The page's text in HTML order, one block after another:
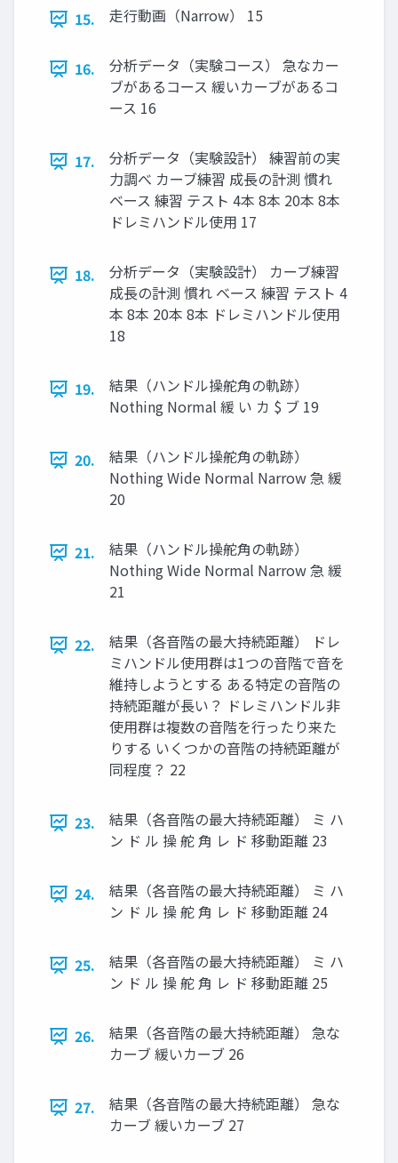
15. ⾛⾏動画（Narrow） 15
16.
分析データ（実験コース） 急なカー
ブがあるコース 緩いカーブがあるコ
ース 16
17.
分析データ（実験設計） 練習前の実
⼒調べ カーブ練習 成⻑の計測 慣れ
ベース 練習 テスト 4本 8本 20本 8本
ドレミハンドル使⽤ 17
18.
分析データ（実験設計） カーブ練習
成⻑の計測 慣れ ベース 練習 テスト 4
本 8本 20本 8本 ドレミハンドル使⽤
18
19.
結果（ハンドル操舵⾓の軌跡）
Nothing Normal 緩 い カ $ ブ 19
20.
結果（ハンドル操舵⾓の軌跡）
Nothing Wide Normal Narrow 急 緩
20
21.
結果（ハンドル操舵⾓の軌跡）
Nothing Wide Normal Narrow 急 緩
21
22.
結果（各⾳階の最⼤持続距離） ドレ
ミハンドル使⽤群は1つの⾳階で⾳を
維持しようとする ある特定の⾳階の
持続距離が⻑い？ ドレミハンドル⾮
使⽤群は複数の⾳階を⾏ったり来た
りする いくつかの⾳階の持続距離が
同程度？ 22
23.
結果（各⾳階の最⼤持続距離） ミ ハ
ン ド ル 操 舵 ⾓ レ ド 移動距離 23
24.
結果（各⾳階の最⼤持続距離） ミ ハ
ン ド ル 操 舵 ⾓ レ ド 移動距離 24
25.
結果（各⾳階の最⼤持続距離） ミ ハ
ン ド ル 操 舵 ⾓ レ ド 移動距離 25
26.
結果（各⾳階の最⼤持続距離） 急な
カーブ 緩いカーブ 26
27.
結果（各⾳階の最⼤持続距離） 急な
カーブ 緩いカーブ 27